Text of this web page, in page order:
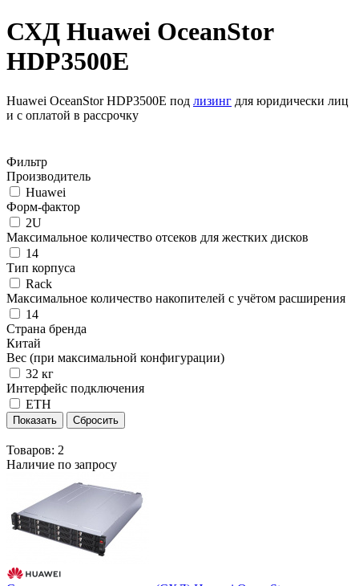
СХД Huawei OceanStor
HDP3500E
Huawei OceanStor HDP3500E под лизинг для юридически лиц
и с оплатой в рассрочку
Фильтр
Производитель
Huawei
Форм-фактор
2U
Максимальное количество отсеков для жестких дисков
14
Тип корпуса
Rack
Максимальное количество накопителей с учётом расширения
14
Страна бренда
Китай
Вес (при максимальной конфигурации)
32 кг
Интерфейс подключения
ETH
Товаров: 2
Наличие по запросу